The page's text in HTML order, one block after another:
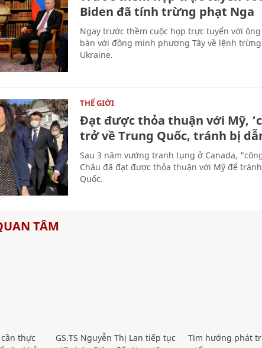
Biden đã tính trừng phạt Nga
Ngay trước thềm cuộc họp trực tuyến với
bàn với đồng minh phương Tây về lệnh
Ukraine.
THẾ GIỚI
Đạt được thỏa thuận với Mỹ,
trở về Trung Quốc, tránh bị
Sau 3 năm vướng tranh tụng ở Canada,
Châu đã đạt được thỏa thuận với Mỹ để
Quốc.
TÂM
thực
GS.TS Nguyễn Thị Lan tiếp tục
Tìm hướng phát